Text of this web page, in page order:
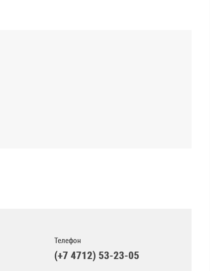
Телефон
(+7 4712) 53-23-05